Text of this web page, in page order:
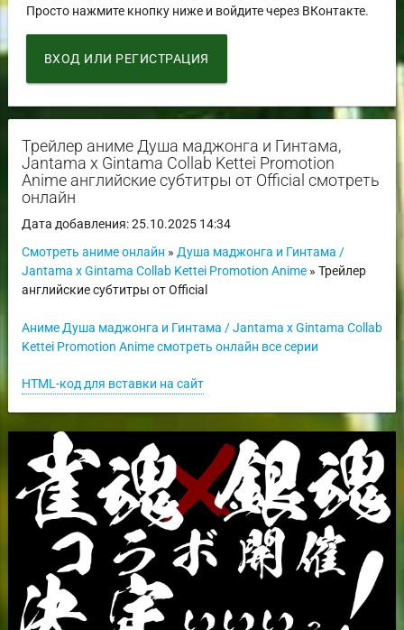
Просто нажмите кнопку ниже и войдите через ВКонтакте.
ВХОД ИЛИ РЕГИСТРАЦИЯ
Трейлер аниме Душа маджонга и Гинтама,
Jantama x Gintama Collab Kettei Promotion
Anime английские субтитры от Official смотреть
онлайн
Дата добавления: 25.10.2025 14:34
Смотреть аниме онлайн » Душа маджонга и Гинтама /
Jantama x Gintama Collab Kettei Promotion Anime» Трейлер
английские субтитры от Official
Аниме Душа маджонга и Гинтама / Jantama x Gintama Collab
Kettei Promotion Anime смотреть онлайн все серии
HTML-код для вставки на сайт